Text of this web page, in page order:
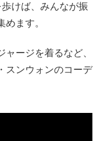
けば、みんなが振
ます。
ージを着るなど、
スンウォンのコーデ